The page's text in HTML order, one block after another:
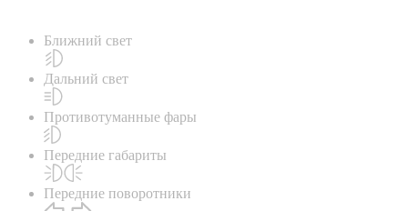
Ближний свет
Дальний свет
Противотуманные фары
Передние габариты
Передние поворотники